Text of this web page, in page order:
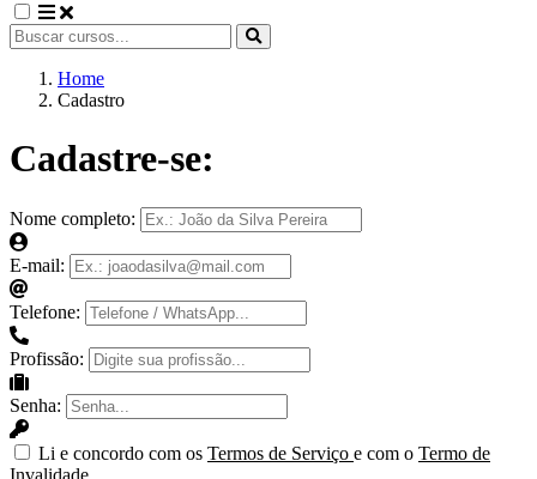
Home
Cadastro
Cadastre-se:
Nome completo:
E-mail:
Telefone:
Profissão:
Senha:
Li e concordo com os Termos de Serviço e com o Termo de
Invalidade